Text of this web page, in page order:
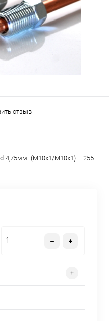
отзыв
d-4,75мм. (М10х1/М10х1) L-255